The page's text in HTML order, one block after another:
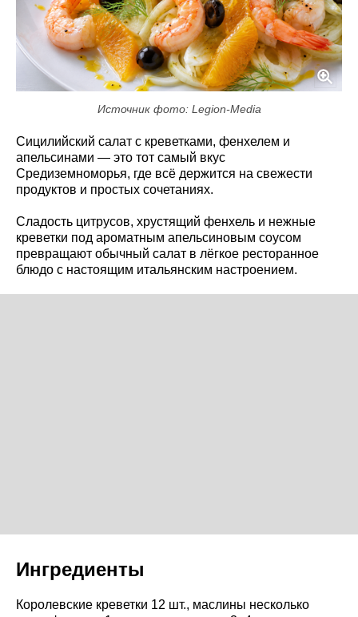
Источник фото: Legion-Media
Сицилийский салат с креветками, фенхелем и
апельсинами — это тот самый вкус
Средиземноморья, где всё держится на свежести
продуктов и простых сочетаниях.
Сладость цитрусов, хрустящий фенхель и нежные
креветки под ароматным апельсиновым соусом
превращают обычный салат в лёгкое ресторанное
блюдо с настоящим итальянским настроением.
Ингредиенты
Королевские креветки 12 шт., маслины несколько